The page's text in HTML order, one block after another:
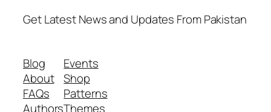
Get Latest News and Updates From Pakistan
Blog
About
FAQs
Authors
Events
Shop
Patterns
Themes